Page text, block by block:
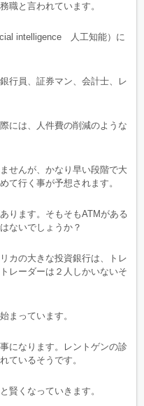
職と言われています。
intelligence 人工知能）に
行員、証券マン、会計士、レ
には、人件費の削減のような
せんが、かなり早い段階で大
て行く事が予想されます。
ります。そもそもATMがある
ないでしょうか？
カの大きな投資銀行は、トレ
レーダーは２人しかいないそ
まっています。
になります。レントゲンの診
ているそうです。
賢くなっていきます。